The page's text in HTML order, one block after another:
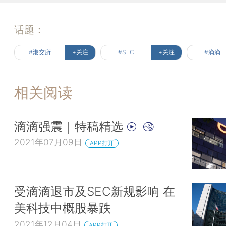
话题：
#港交所 +关注 #SEC +关注 #滴滴
相关阅读
滴滴强震｜特稿精选
2021年07月09日 APP打开
受滴滴退市及SEC新规影响 在
美科技中概股暴跌